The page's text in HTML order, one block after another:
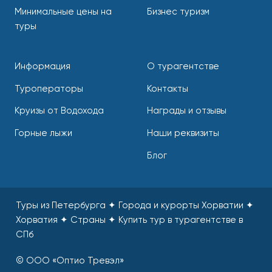
Минимальные цены на
туры
Бизнес туризм
Информация
Туроператоры
Круизы от Водохода
Горные лыжи
О турагентстве
Контакты
Награды и отзывы
Наши реквизиты
Блог
Туры из Петербурга ✦ Города и курорты Хорватии ✦
Хорватия ✦ Страны ✦ Купить тур в турагентстве в
СПб
© ООО «Оптио Тревэл»